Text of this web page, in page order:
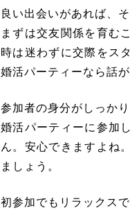
良い出会いがあれば、
まずは交友関係を育む
時は迷わずに交際をス
婚活パーティーなら話
参加者の身分がしっか
婚活パーティーに参加
ん。安心できますよね
ましょう。
初参加でもリラックス